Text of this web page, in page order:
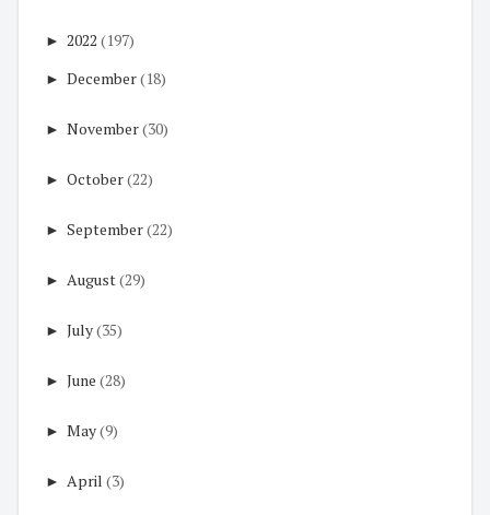
► 2022 (197)
► December(18)
► November(30)
► October(22)
► September(22)
► August(29)
► July(35)
► June (28)
► May(9)
► April (3)